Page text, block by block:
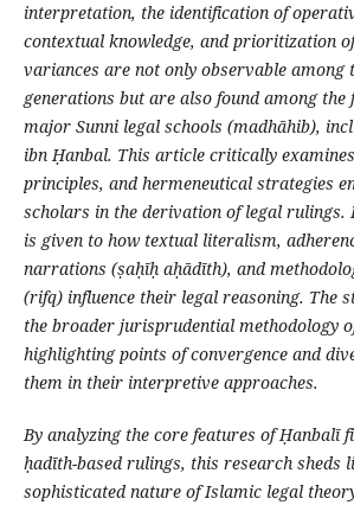
interpretation, the identification of
contextual knowledge, and prioritization
variances are not only observable among
generations but are also found among the
major Sunni legal schools (madhāhib),
ibn Ḥanbal. This article critically
principles, and hermeneutical strategies
scholars in the derivation of legal
is given to how textual literalism,
narrations (ṣaḥīḥ aḥādīth), and
(rifq) influence their legal reasoning. The
the broader jurisprudential methodology
highlighting points of convergence and
them in their interpretive approaches.
By analyzing the core features of Ḥanbalī
ḥadīth-based rulings, this research sheds
sophisticated nature of Islamic legal